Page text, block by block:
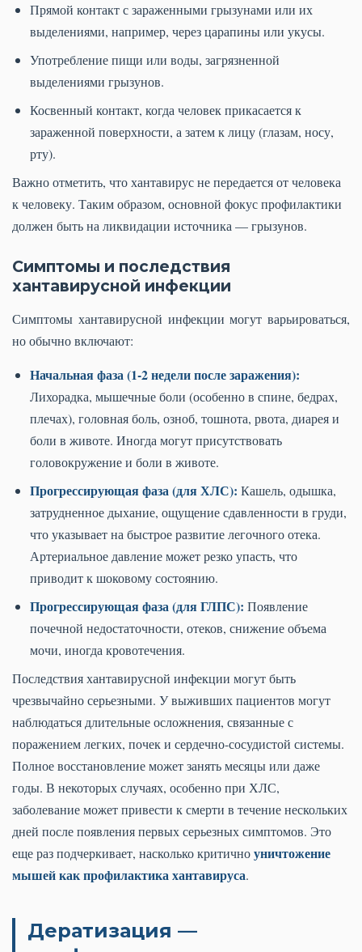
Прямой контакт с зараженными грызунами или их
выделениями, например, через царапины или укусы.
Употребление пищи или воды, загрязненной
выделениями грызунов.
Косвенный контакт, когда человек прикасается к
зараженной поверхности, а затем к лицу (глазам, носу,
рту).
Важно отметить, что хантавирус не передается от человека
к человеку. Таким образом, основной фокус профилактики
должен быть на ликвидации источника — грызунов.
Симптомы и последствия
хантавирусной инфекции
Симптомы хантавирусной инфекции могут варьироваться,
но обычно включают:
Начальная фаза (1-2 недели после заражения):
Лихорадка, мышечные боли (особенно в спине, бедрах,
плечах), головная боль, озноб, тошнота, рвота, диарея и
боли в животе. Иногда могут присутствовать
головокружение и боли в животе.
Прогрессирующая фаза (для ХЛС): Кашель, одышка,
затрудненное дыхание, ощущение сдавленности в груди,
что указывает на быстрое развитие легочного отека.
Артериальное давление может резко упасть, что
приводит к шоковому состоянию.
Прогрессирующая фаза (для ГЛПС): Появление
почечной недостаточности, отеков, снижение объема
мочи, иногда кровотечения.
Последствия хантавирусной инфекции могут быть
чрезвычайно серьезными. У выживших пациентов могут
наблюдаться длительные осложнения, связанные с
поражением легких, почек и сердечно-сосудистой системы.
Полное восстановление может занять месяцы или даже
годы. В некоторых случаях, особенно при ХЛС,
заболевание может привести к смерти в течение нескольких
дней после появления первых серьезных симптомов. Это
еще раз подчеркивает, насколько критичноуничтожение
мышей как профилактика хантавируса.
Дератизация —